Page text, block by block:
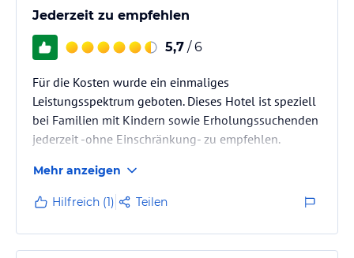
Jederzeit zu empfehlen
5,7 / 6
Für die Kosten wurde ein einmaliges
Leistungsspektrum geboten. Dieses Hotel ist speziell
bei Familien mit Kindern sowie Erholungssuchenden
jederzeit -ohne Einschränkung- zu empfehlen.
Mehr anzeigen
Hilfreich (1) Teilen